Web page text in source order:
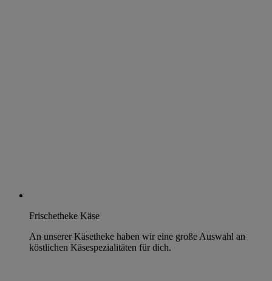
Frischetheke Käse
An unserer Käsetheke haben wir eine große Auswahl an
köstlichen Käsespezialitäten für dich.